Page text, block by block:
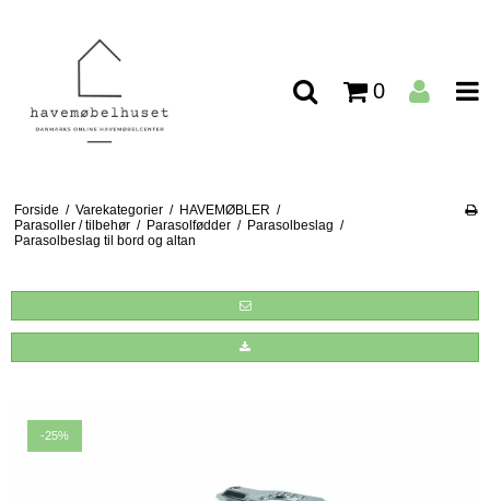
0
Forside / Varekategorier / HAVEMØBLER /
Parasoller / tilbehør / Parasolfødder / Parasolbeslag /
Parasolbeslag til bord og altan
-25%